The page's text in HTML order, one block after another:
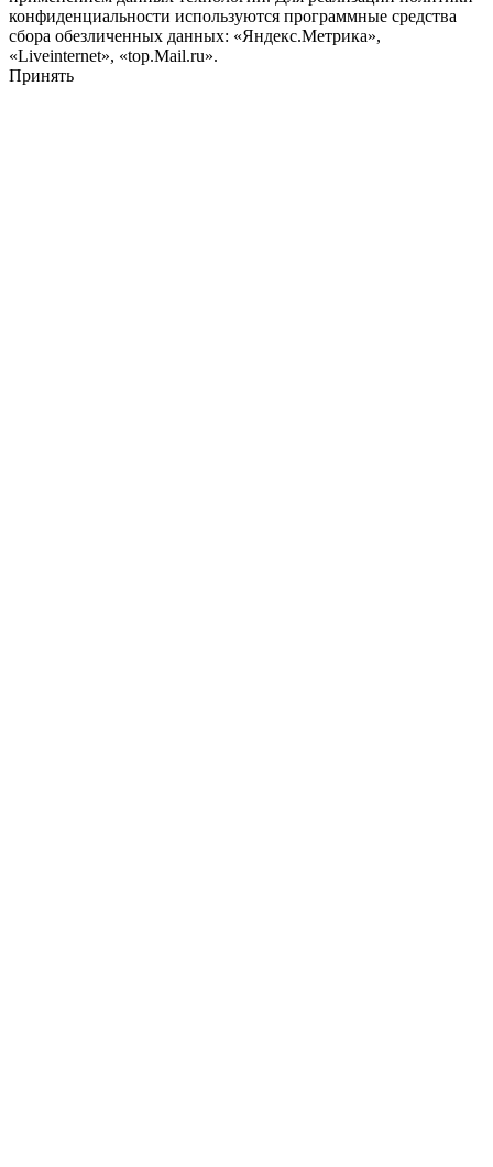
конфиденциальности используются программные средства
сбора обезличенных данных: «Яндекс.Метрика»,
«Liveinternet», «top.Mail.ru».
Принять